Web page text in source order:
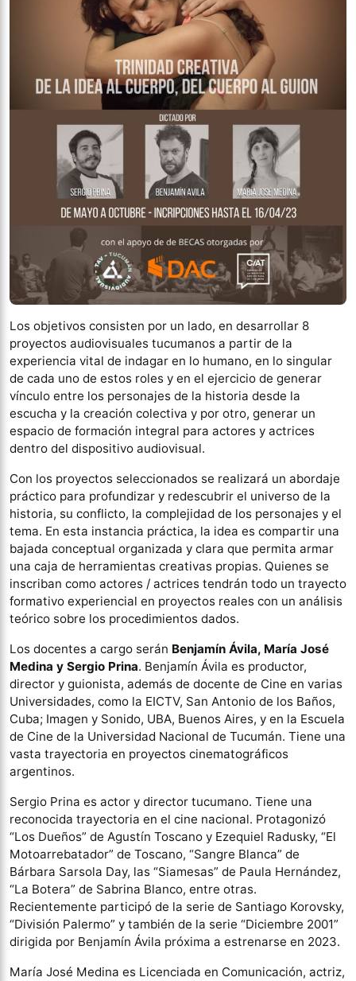
Los objetivos consisten por un lado, en desarrollar 8
proyectos audiovisuales tucumanos a partir de la
experiencia vital de indagar en lo humano, en lo singular
de cada uno de estos roles y en el ejercicio de generar
vínculo entre los personajes de la historia desde la
escucha y la creación colectiva y por otro, generar un
espacio de formación integral para actores y actrices
dentro del dispositivo audiovisual.
Con los proyectos seleccionados se realizará un abordaje
práctico para profundizar y redescubrir el universo de la
historia, su conflicto, la complejidad de los personajes y el
tema. En esta instancia práctica, la idea es compartir una
bajada conceptual organizada y clara que permita armar
una caja de herramientas creativas propias. Quienes se
inscriban como actores / actrices tendrán todo un trayecto
formativo experiencial en proyectos reales con un análisis
teórico sobre los procedimientos dados.
Los docentes a cargo serán Benjamín Ávila, María José
Medina y Sergio Prina. Benjamín Ávila es productor,
director y guionista, además de docente de Cine en varias
Universidades, como la EICTV, San Antonio de los Baños,
Cuba; Imagen y Sonido, UBA, Buenos Aires, y en la Escuela
de Cine de la Universidad Nacional de Tucumán. Tiene una
vasta trayectoria en proyectos cinematográficos
argentinos.
Sergio Prina es actor y director tucumano. Tiene una
reconocida trayectoria en el cine nacional. Protagonizó
“Los Dueños” de Agustín Toscano y Ezequiel Radusky, “El
Motoarrebatador” de Toscano, “Sangre Blanca” de
Bárbara Sarsola Day, las “Siamesas” de Paula Hernández,
“La Botera” de Sabrina Blanco, entre otras.
Recientemente participó de la serie de Santiago Korovsky,
“División Palermo” y también de la serie “Diciembre 2001”
dirigida por Benjamín Ávila próxima a estrenarse en 2023.
María José Medina es Licenciada en Comunicación, actriz,